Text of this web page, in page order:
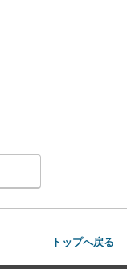
トップへ戻る